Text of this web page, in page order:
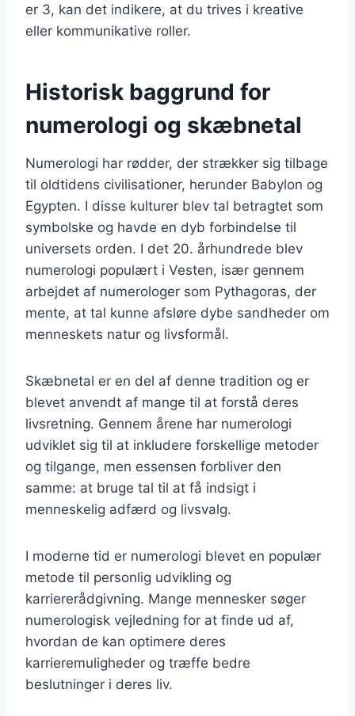
er 3, kan det indikere, at du trives i kreative
eller kommunikative roller.
Historisk baggrund for
numerologi og skæbnetal
Numerologi har rødder, der strækker sig tilbage
til oldtidens civilisationer, herunder Babylon og
Egypten. I disse kulturer blev tal betragtet som
symbolske og havde en dyb forbindelse til
universets orden. I det 20. århundrede blev
numerologi populært i Vesten, især gennem
arbejdet af numerologer som Pythagoras, der
mente, at tal kunne afsløre dybe sandheder om
menneskets natur og livsformål.
Skæbnetal er en del af denne tradition og er
blevet anvendt af mange til at forstå deres
livsretning. Gennem årene har numerologi
udviklet sig til at inkludere forskellige metoder
og tilgange, men essensen forbliver den
samme: at bruge tal til at få indsigt i
menneskelig adfærd og livsvalg.
I moderne tid er numerologi blevet en populær
metode til personlig udvikling og
karriererådgivning. Mange mennesker søger
numerologisk vejledning for at finde ud af,
hvordan de kan optimere deres
karrieremuligheder og træffe bedre
beslutninger i deres liv.